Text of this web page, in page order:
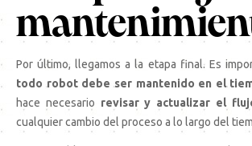
Por último, llegamos a la etapa final. Es
todo robot debe ser mantenido en el
hace necesario revisar y actualizar el
cualquier cambio del proceso a lo largo del